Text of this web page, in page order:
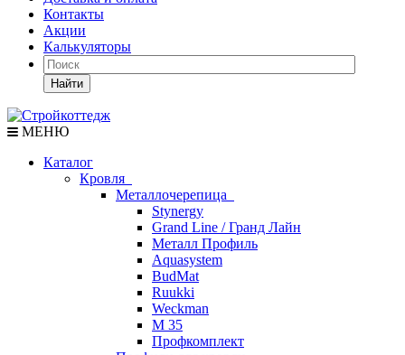
Контакты
Акции
Калькуляторы
Найти
МЕНЮ
Каталог
Кровля
Металлочерепица
Stynergy
Grand Line / Гранд Лайн
Металл Профиль
Aquasystem
BudMat
Ruukki
Weckman
М 35
Профкомплект